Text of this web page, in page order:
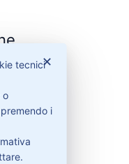
✕
tecnici
o
i